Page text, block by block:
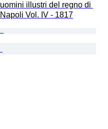
uomini illustri del regno di
Napoli Vol. IV - 1817